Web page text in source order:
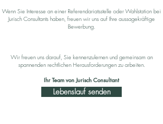
Wenn Sie Interesse an einer Referendariatsstelle oder Wahlstation bei
Jurisch Consultants haben, freuen wir uns auf Ihre aussagekräftige
Bewerbung.
Wir freuen uns darauf, Sie kennenzulernen und gemeinsam an
spannenden rechtlichen Herausforderungen zu arbeiten.
Ihr Team von Jurisch Consultant
Lebenslauf senden